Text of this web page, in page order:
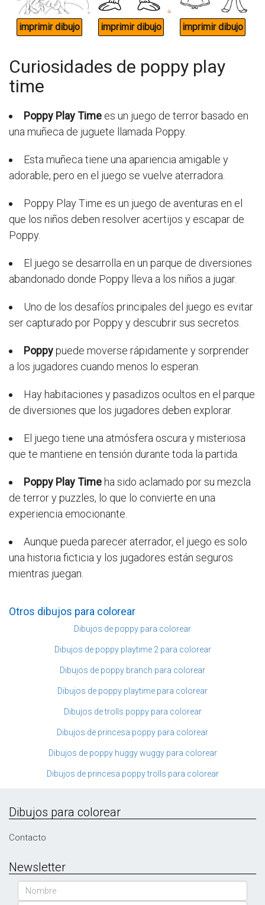
Curiosidades de poppy play
time
Poppy Play Time es un juego de terror basado en
una muñeca de juguete llamada Poppy.
Esta muñeca tiene una apariencia amigable y
adorable, pero en el juego se vuelve aterradora.
Poppy Play Time es un juego de aventuras en el
que los niños deben resolver acertijos y escapar de
Poppy.
El juego se desarrolla en un parque de diversiones
abandonado donde Poppy lleva a los niños a jugar.
Uno de los desafíos principales del juego es evitar
ser capturado por Poppy y descubrir sus secretos.
Poppypuede moverse rápidamente y sorprender
a los jugadores cuando menos lo esperan.
Hay habitaciones y pasadizos ocultos en el parque
de diversiones que los jugadores deben explorar.
El juego tiene una atmósfera oscura y misteriosa
que te mantiene en tensión durante toda la partida.
Poppy Play Timeha sido aclamado por su mezcla
de terror y puzzles, lo que lo convierte en una
experiencia emocionante.
Aunque pueda parecer aterrador, el juego es solo
una historia ficticia y los jugadores están seguros
mientras juegan.
Otros dibujos para colorear
Dibujos de poppy para colorear
Dibujos de poppy playtime 2 para colorear
Dibujos de poppy branch para colorear
Dibujos de poppy playtime para colorear
Dibujos de trolls poppy para colorear
Dibujos de princesa poppy para colorear
Dibujos de poppy huggy wuggy para colorear
Dibujos de princesa poppy trolls para colorear
Dibujos para colorear
Contacto
Newsletter
Nombre